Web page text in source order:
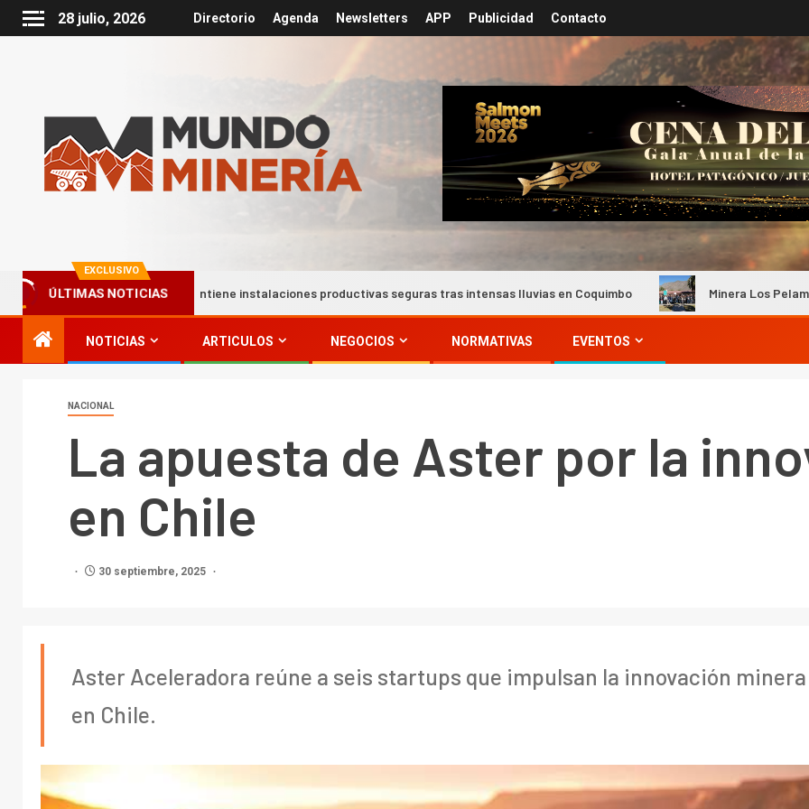
28 julio, 2026 Directorio Agenda Newsletters APP Publicidad Contacto
EXCLUSIVO
ÚLTIMAS NOTICIAS
mantiene instalaciones productivas seguras tras intensas lluvias en Coquimbo Minera Los Pelambres busca ampliar
NOTICIAS ARTICULOS NEGOCIOS NORMATIVAS EVENTOS
NACIONAL
La apuesta de Aster por la
en Chile
30 septiembre, 2025
Aster Aceleradora reúne a seis startups que impulsan la innovación minera
en Chile.